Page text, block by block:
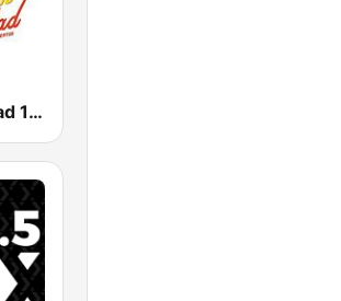
Radio Felicidad 1180 AM